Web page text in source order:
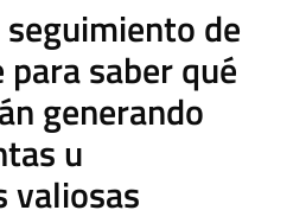
de
saber qué
generando
u
valiosas